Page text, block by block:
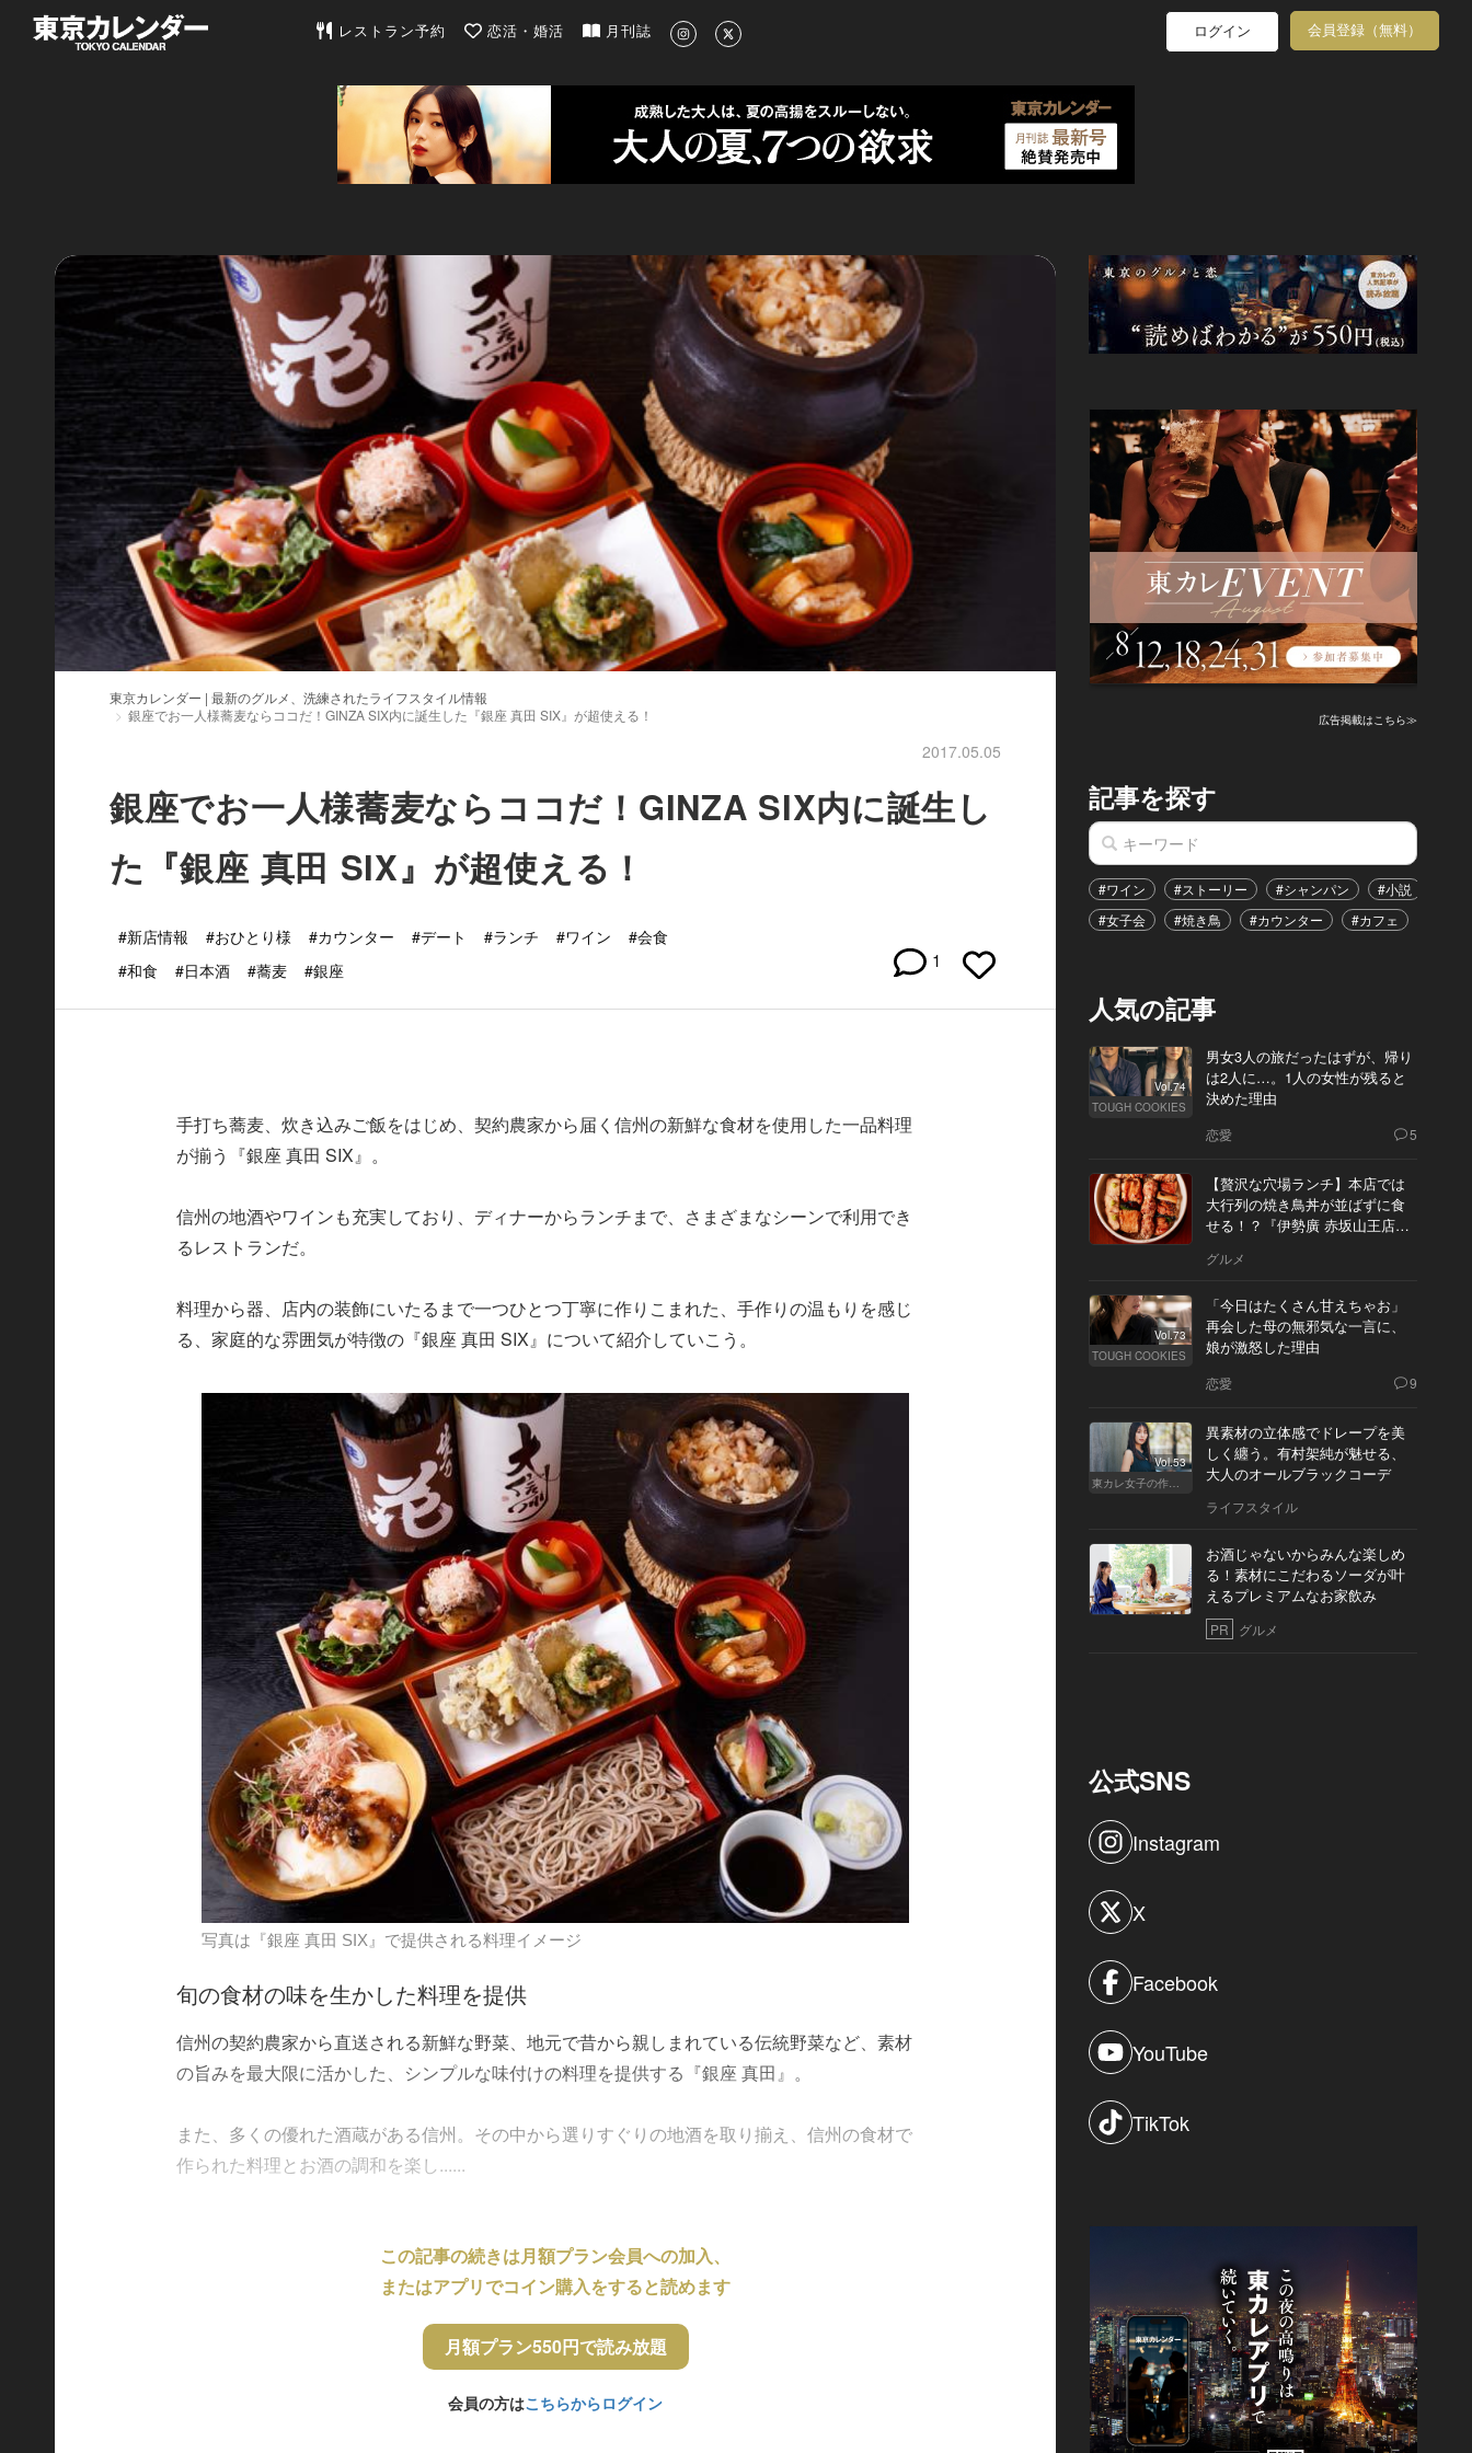
東京カレンダー | 最新のグルメ、洗練されたライフスタイル情報
レストラン予約 恋活・婚活 月刊誌 ログイン 会員登録（無料）
東京カレンダー | 最新のグルメ、洗練されたライフスタイル情報
銀座でお一人様蕎麦ならココだ！GINZA SIX内に誕生した『銀座 真田 SIX』が超使える！
2017.05.05
銀座でお一人様蕎麦ならココだ！GINZA SIX内に誕生し
た『銀座 真田 SIX』が超使える！
#新店情報 #おひとり様 #カウンター #デート #ランチ #ワイン
#会食
#和食
#日本酒 #蕎麦 #銀座 1
手打ち蕎麦、炊き込みご飯をはじめ、契約農家から届く信州の新鮮な食材を使用した一品料理
が揃う『銀座 真田 SIX』。
信州の地酒やワインも充実しており、ディナーからランチまで、さまざまなシーンで利用でき
るレストランだ。
料理から器、店内の装飾にいたるまで一つひとつ丁寧に作りこまれた、手作りの温もりを感じ
る、家庭的な雰囲気が特徴の『銀座 真田 SIX』について紹介していこう。
写真は『銀座 真田 SIX』で提供される料理イメージ
旬の食材の味を生かした料理を提供
信州の契約農家から直送される新鮮な野菜、地元で昔から親しまれている伝統野菜など、素材
の旨みを最大限に活かした、シンプルな味付けの料理を提供する『銀座 真田』。
また、多くの優れた酒蔵がある信州。その中から選りすぐりの地酒を取り揃え、信州の食材で
作られた料理とお酒の調和を楽し......
この記事の続きは月額プラン会員への加入、
またはアプリでコイン購入をすると読めます
月額プラン550円で読み放題
会員の方はこちらからログイン
広告掲載はこちら≫
記事を探す
#ワイン #ストーリー #シャンパン #小説
#女子会
#焼き鳥 #カウンター #カフェ
人気の記事
Vol.74
TOUGH COOKIES
男女3人の旅だったはずが、帰り
は2人に…。1人の女性が残ると
決めた理由
恋愛 5
【贅沢な穴場ランチ】本店では
大行列の焼き鳥丼が並ばずに食
せる！？『伊勢廣 赤坂山王店』
グルメ
Vol.73
TOUGH COOKIES
「今日はたくさん甘えちゃお」
再会した母の無邪気な一言に、
娘が激怒した理由
恋愛 9
Vol.53
東カレ女子の作り方
異素材の立体感でドレープを美
しく纏う。有村架純が魅せる、
大人のオールブラックコーデ
ライフスタイル
お酒じゃないからみんな楽しめ
る！素材にこだわるソーダが叶
えるプレミアムなお家飲み
PR グルメ
公式SNS
Instagram
X
Facebook
YouTube
TikTok